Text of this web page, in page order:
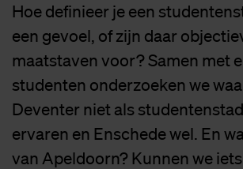
Hoe definieer je een
een gevoel, of zijn daar
maatstaven voor? Samen met
studenten onderzoeken we
Deventer niet als
ervaren en Enschede wel. En
van Apeldoorn? Kunnen we